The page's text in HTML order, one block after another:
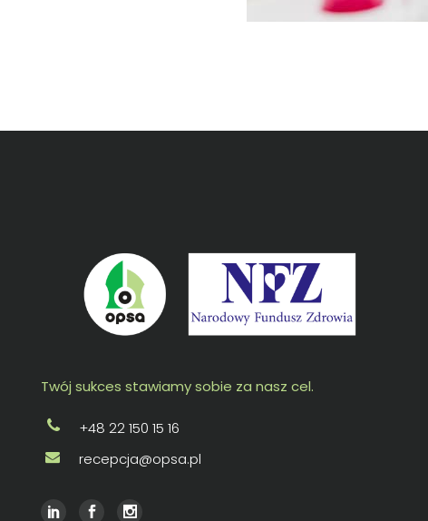
Twój sukces stawiamy sobie za nasz cel.
+48 22 150 15 16
recepcja@opsa.pl